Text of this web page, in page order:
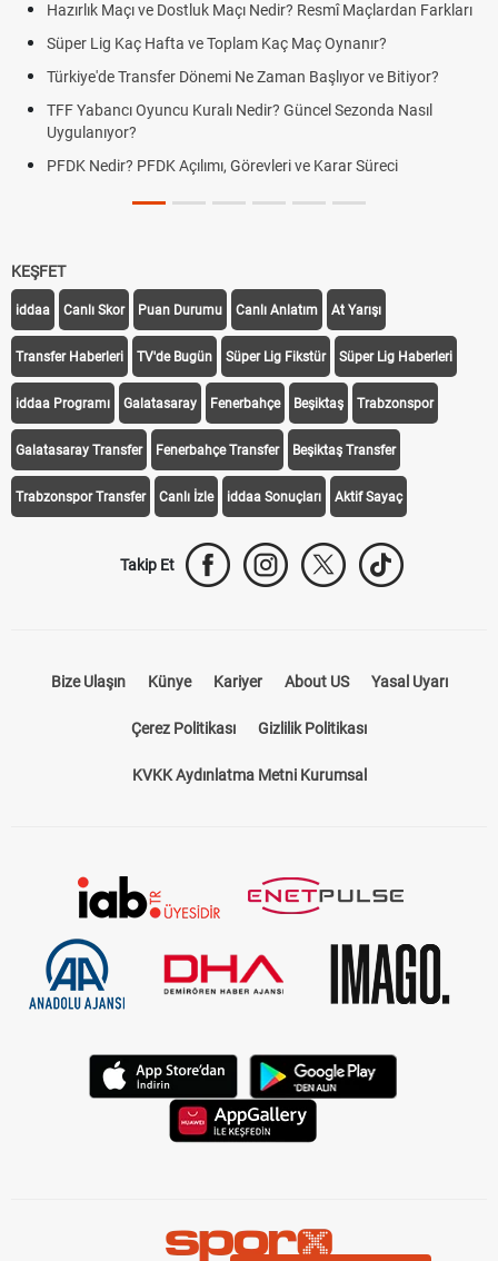
Hazırlık Maçı ve Dostluk Maçı Nedir? Resmî Maçlardan Farkları
Süper Lig Kaç Hafta ve Toplam Kaç Maç Oynanır?
Türkiye'de Transfer Dönemi Ne Zaman Başlıyor ve Bitiyor?
TFF Yabancı Oyuncu Kuralı Nedir? Güncel Sezonda Nasıl
Uygulanıyor?
PFDK Nedir? PFDK Açılımı, Görevleri ve Karar Süreci
KEŞFET
iddaa Canlı Skor Puan Durumu Canlı Anlatım At Yarışı
Transfer Haberleri TV'de Bugün Süper Lig Fikstür Süper Lig Haberleri
iddaa Programı Galatasaray Fenerbahçe Beşiktaş Trabzonspor
Galatasaray Transfer Fenerbahçe Transfer Beşiktaş Transfer
Trabzonspor Transfer Canlı İzle iddaa Sonuçları Aktif Sayaç
Takip Et
Bize Ulaşın Künye Kariyer About US Yasal Uyarı
Çerez Politikası Gizlilik Politikası
KVKK Aydınlatma Metni Kurumsal